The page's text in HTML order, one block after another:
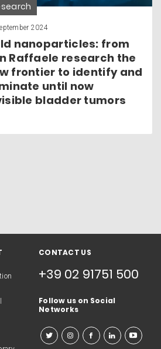
2024
nanoparticles: from
Raffaele research the
frontier to identify and
until now
bladder tumors
CONTACT US
+39 02 91751 500
Follow us on Social
Networks